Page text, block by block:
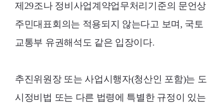
제29조나 정비사업계약업무처리기준의 문언상
주민대표회의는 적용되지 않는다고 보며, 국토
교통부 유권해석도 같은 입장이다.
추진위원장 또는 사업시행자(청산인 포함)는 도
시정비법 또는 다른 법령에 특별한 규정이 있는